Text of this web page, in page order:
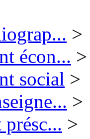
>
écon... >
social >
>
présc... >